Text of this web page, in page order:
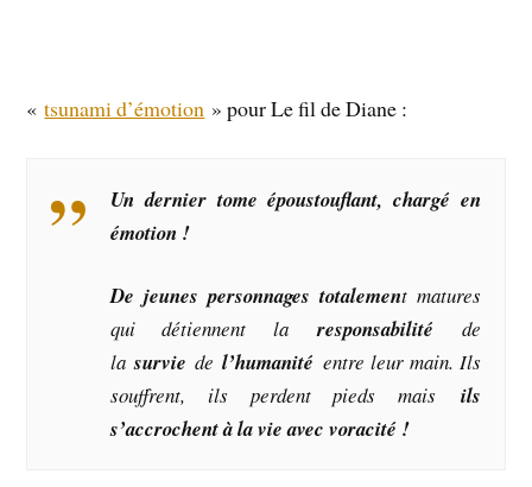
«tsunami d’émotion » pour Le fil de Diane :
Un dernier tome époustouflant, chargé en
émotion !
De jeunes personnages totalement matures
qui détiennent laresponsabilité de
lasurviedel’humanité entre leur main. Ils
souffrent, ils perdent pieds mais ils
s’accrochent à la vie avec voracité !